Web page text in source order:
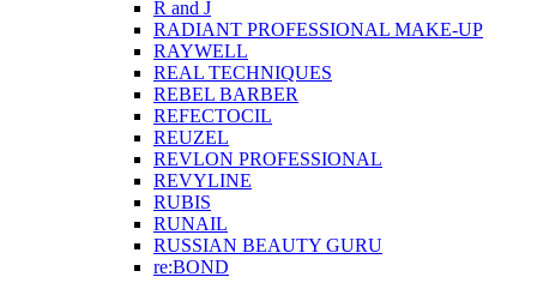
R and J
RADIANT PROFESSIONAL MAKE-UP
RAYWELL
REAL TECHNIQUES
REBEL BARBER
REFECTOCIL
REUZEL
REVLON PROFESSIONAL
REVYLINE
RUBIS
RUNAIL
RUSSIAN BEAUTY GURU
re:BOND